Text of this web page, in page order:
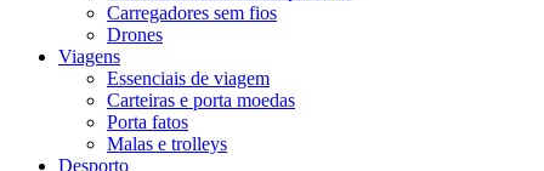
Carregadores sem fios
Drones
Viagens
Essenciais de viagem
Carteiras e porta moedas
Porta fatos
Malas e trolleys
Desporto